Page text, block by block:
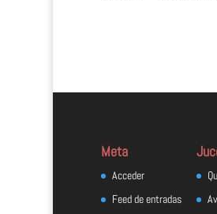
Meta
Acceder
Feed de entradas